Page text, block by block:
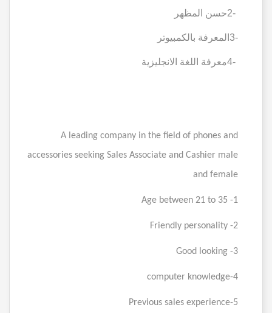
2-حسن المظهر
3- المعرفة بالكمبيوتر
4-معرفة اللغة الانجليزية
A leading company in the field of phones and
accessories seeking Sales Associate and Cashier male
and female
1- Age between 21 to 35
2- Friendly personality
3- Good looking
4-computer knowledge
5-Previous sales experience